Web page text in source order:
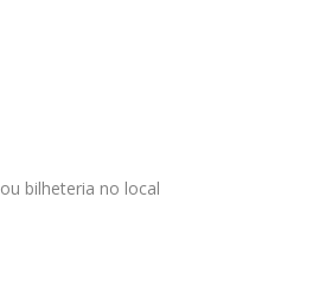
ou bilheteria no local